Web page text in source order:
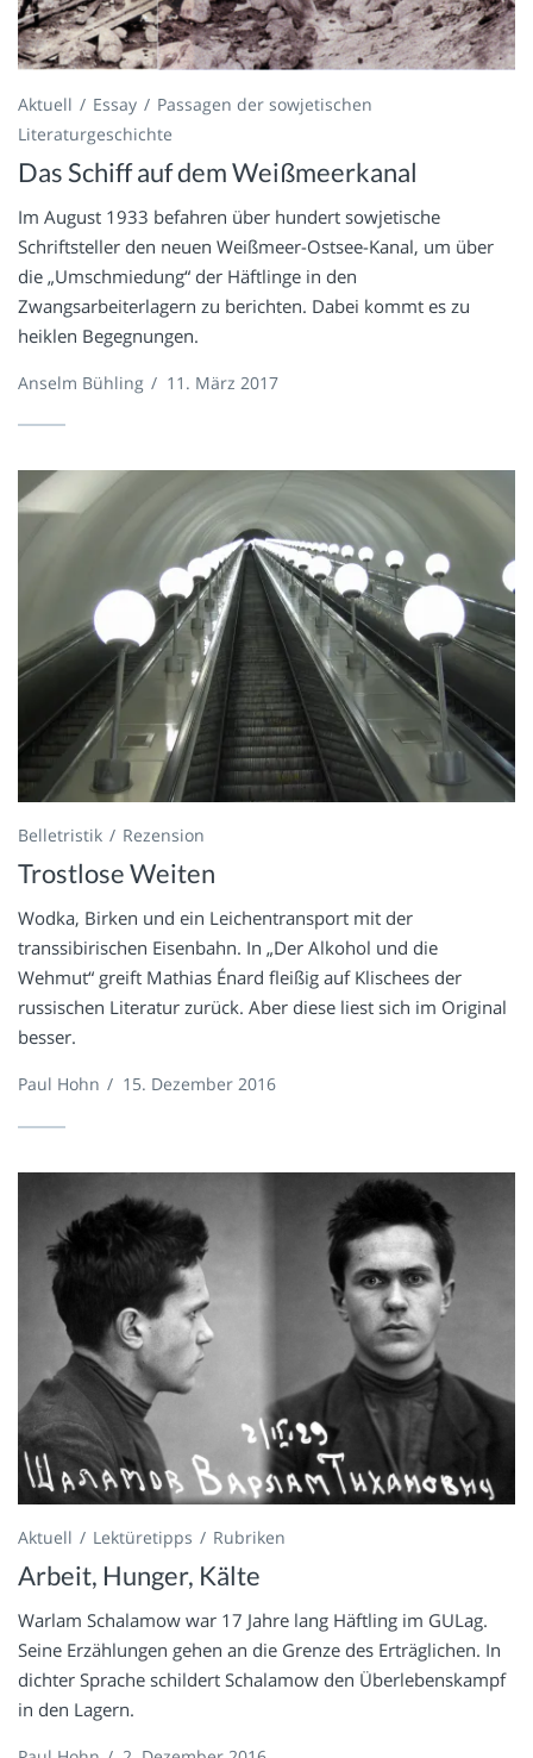
Aktuell Essay
Passagen der sowjetischen
Literaturgeschichte
Das Schiff auf dem Weißmeerkanal
Im August 1933 befahren über hundert sowjetische
Schriftsteller den neuen Weißmeer-Ostsee-Kanal, um über
die „Umschmiedung“ der Häftlinge in den
Zwangsarbeiterlagern zu berichten. Dabei kommt es zu
heiklen Begegnungen.
Anselm Bühling / 11. März 2017
Belletristik Rezension
Trostlose Weiten
Wodka, Birken und ein Leichentransport mit der
transsibirischen Eisenbahn. In „Der Alkohol und die
Wehmut“ greift Mathias Énard fleißig auf Klischees der
russischen Literatur zurück. Aber diese liest sich im Original
besser.
Paul Hohn / 15. Dezember 2016
Aktuell Lektüretipps Rubriken
Arbeit, Hunger, Kälte
Warlam Schalamow war 17 Jahre lang Häftling im GULag.
Seine Erzählungen gehen an die Grenze des Erträglichen. In
dichter Sprache schildert Schalamow den Überlebenskampf
in den Lagern.